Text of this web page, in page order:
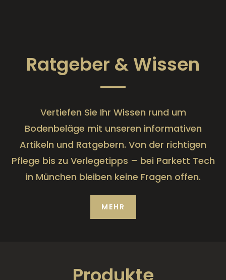
Ratgeber & Wissen
Vertiefen Sie Ihr Wissen rund um
Bodenbeläge mit unseren informativen
Artikeln und Ratgebern. Von der richtigen
Pflege bis zu Verlegetipps – bei Parkett Tech
in München bleiben keine Fragen offen.
MEHR